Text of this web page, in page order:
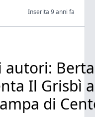
Inserita 9 anni fa
autori:
Il Grisbì
di